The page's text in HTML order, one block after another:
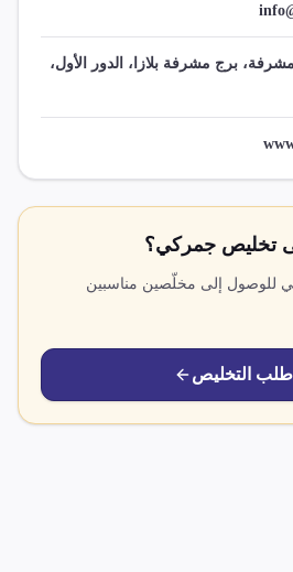
برج مشرفة بلازا، الدور الأول،
تخليص جمركي؟
للوصول إلى مخلّصين مناسبين
طلب التخليص